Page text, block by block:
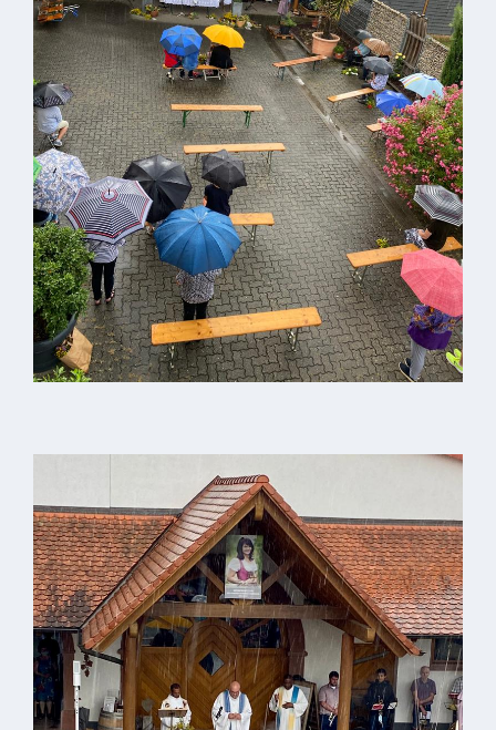
und
Caterer
Unterkünfte
Ferienwohnungen
Wohnmobilstellplatz
Betriebe &
Dienstleister
Handel &
Handwerk
Dienstleister
Institutionen
Allgemeine
Infos
Elternausschuss